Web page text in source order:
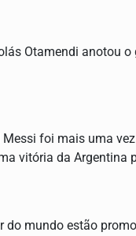
Otamendi anotou
foi mais uma
vitória da Argentina
mundo estão